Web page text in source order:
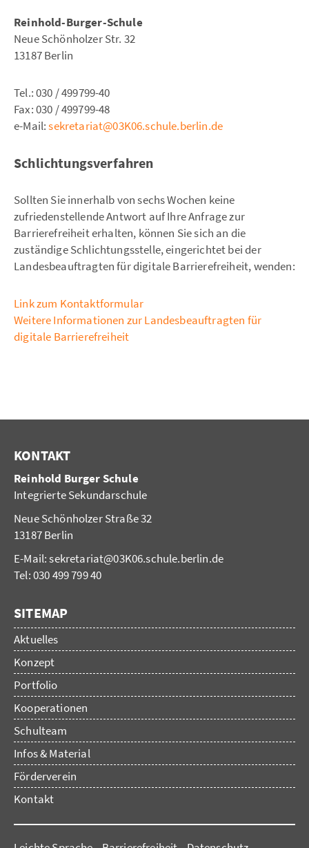
Reinhold-Burger-Schule
Neue Schönholzer Str. 32
13187 Berlin
Tel.: 030 / 499799-40
Fax: 030 / 499799-48
e-Mail:sekretariat@03K06.schule.berlin.de
Schlichtungsverfahren
Sollten Sie innerhalb von sechs Wochen keine
zufriedenstellende Antwort auf Ihre Anfrage zur
Barrierefreiheit erhalten, können Sie sich an die
zuständige Schlichtungsstelle, eingerichtet bei der
Landesbeauftragten für digitale Barrierefreiheit, wenden:
Link zum Kontaktformular
Weitere Informationen zur Landesbeauftragten für
digitale Barrierefreiheit
KONTAKT
Reinhold Burger Schule
Integrierte Sekundarschule
Neue Schönholzer Straße 32
13187 Berlin
E-Mail:sekretariat@03K06.schule.berlin.de
Tel: 030 499 799 40
SITEMAP
Aktuelles
Konzept
Portfolio
Kooperationen
Schulteam
Infos & Material
Förderverein
Kontakt